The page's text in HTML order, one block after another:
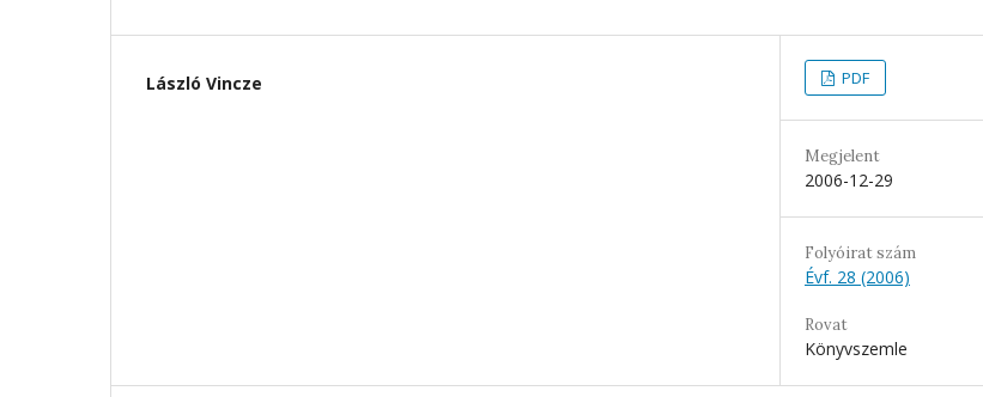
László Vincze PDF
Megjelent
2006-12-29
Folyóirat szám
Évf. 28 (2006)
Rovat
Könyvszemle